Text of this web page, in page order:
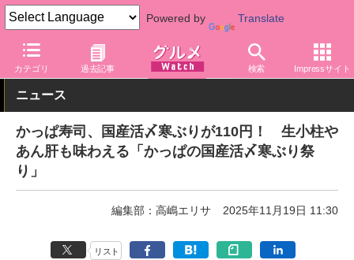
Powered by Translate
カテゴリ 過去記事 検索 Impressサイト
グルメ Watch 店舗 かっぱ寿司
ニュース
かっぱ寿司、国産活〆寒ぶりが110円！ 生小柱や
あん肝も味わえる「かっぱの国産活〆寒ぶり祭
り」
編集部：高嶋エリサ 2025年11月19日 11:30
リスト